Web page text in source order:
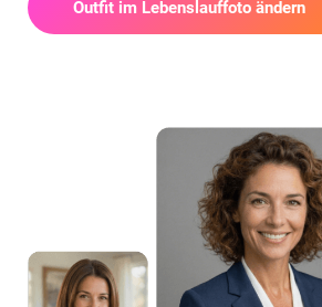
Outfit im Lebenslauffoto ändern